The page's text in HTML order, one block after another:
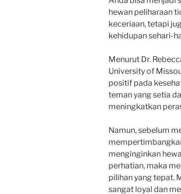
hewan peliharaan
keceriaan, tetapi
kehidupan sehari-
Menurut Dr.
University of
positif pada
teman yang setia
meningkatkan
Namun, sebelum
menginginkan
perhatian, maka
pilihan yang tepat.
sangat loyal dan